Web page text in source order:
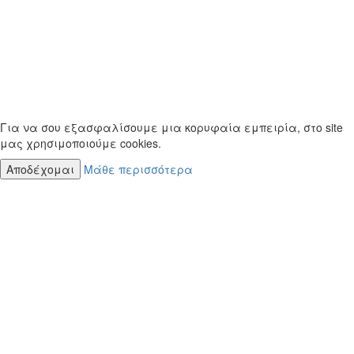
Για να σου εξασφαλίσουμε μια κορυφαία εμπειρία, στο site
μας χρησιμοποιούμε cookies.
Αποδέχομαι
Μάθε περισσότερα